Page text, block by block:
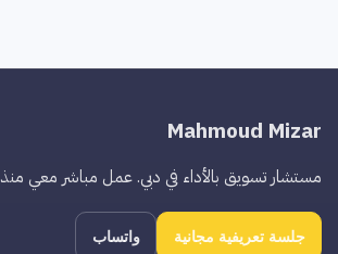
Mahmoud Mizar
مستشار تسويق بالأداء في دبي. عمل مباشر معي منذ 2011.
جلسة تعريفية مجانية واتساب